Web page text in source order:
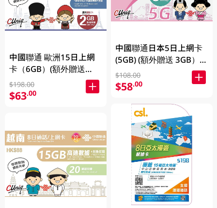
中國聯通 歐洲15日上網
卡（6GB）(額外贈送
2GB）(新舊包裝隨機發
貨)
$198.00
$63.00
中國聯通日本5日上網卡
(5GB) (額外贈送 3GB）
(新舊包裝隨機發貨) 1PC
$108.00
$58.00